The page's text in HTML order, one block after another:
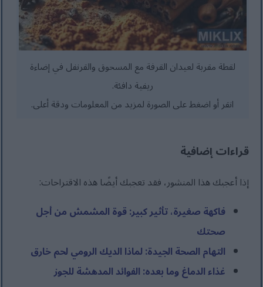
لقطة مقربة لعيدان القرفة مع المسحوق والقرنفل في إضاءة
ريفية دافئة.
انقر أو اضغط على الصورة لمزيد من المعلومات ودقة أعلى.
قراءات إضافية
إذا أعجبك هذا المنشور، فقد تعجبك أيضًا هذه الاقتراحات:
فاكهة صغيرة، تأثير كبير: قوة المشمش من أجل
صحتك
التهام الصحة الجيدة: لماذا الديك الرومي لحم خارق
غذاء الدماغ وما بعده: الفوائد المدهشة للجوز